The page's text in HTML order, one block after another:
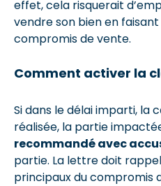
effet, cela risquerait
vendre son bien en
compromis de vente.
Comment activer la
Si dans le délai imparti, la
réalisée, la partie
recommandé avec
partie. La lettre doit
principaux du compromis